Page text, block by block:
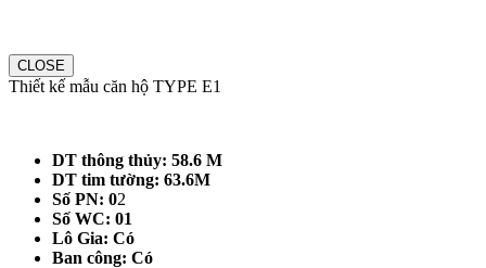
CLOSE
Thiết kế mẫu căn hộ TYPE E1
DT thông thủy: 58.6 M
DT tim tường: 63.6M
Số PN: 02
Số WC: 01
Lô Gia: Có
Ban công: Có